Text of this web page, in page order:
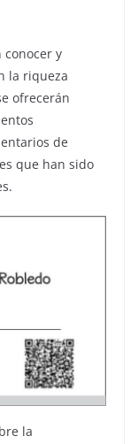
y
la riqueza
ofrecerán
de
que han sido
la